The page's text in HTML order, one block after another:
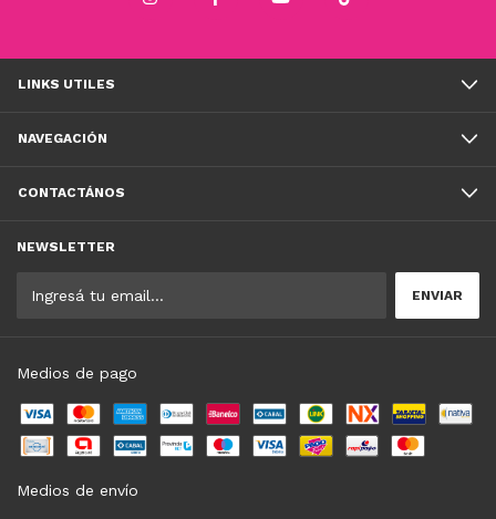
LINKS UTILES
NAVEGACIÓN
CONTACTÁNOS
NEWSLETTER
Medios de pago
Medios de envío